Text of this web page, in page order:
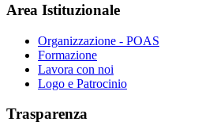
Area Istituzionale
Organizzazione - POAS
Formazione
Lavora con noi
Logo e Patrocinio
Trasparenza